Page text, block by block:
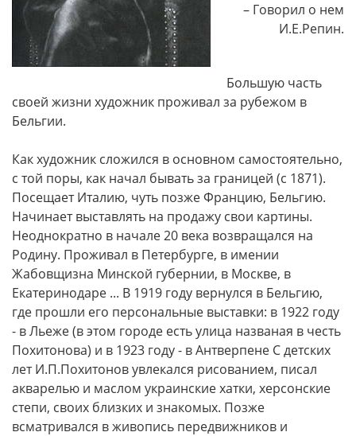
– Говорил о нем
И.Е.Репин.
Большую часть
своей жизни художник проживал за рубежом в
Бельгии.
Как художник сложился в основном самостоятельно,
с той поры, как начал бывать за границей (с 1871).
Посещает Италию, чуть позже Францию, Бельгию.
Начинает выставлять на продажу свои картины.
Неоднократно в начале 20 века возвращался на
Родину. Проживал в Петербурге, в имении
Жабовщизна Минской губернии, в Москве, в
Екатеринодаре ... В 1919 году вернулся в Бельгию,
где прошли его персональные выставки: в 1922 году
- в Льеже (в этом городе есть улица названая в честь
Похитонова) и в 1923 году - в Антверпене С детских
лет И.П.Похитонов увлекался рисованием, писал
акварелью и маслом украинские хатки, херсонские
степи, своих близких и знакомых. Позже
всматривался в живопись передвижников и